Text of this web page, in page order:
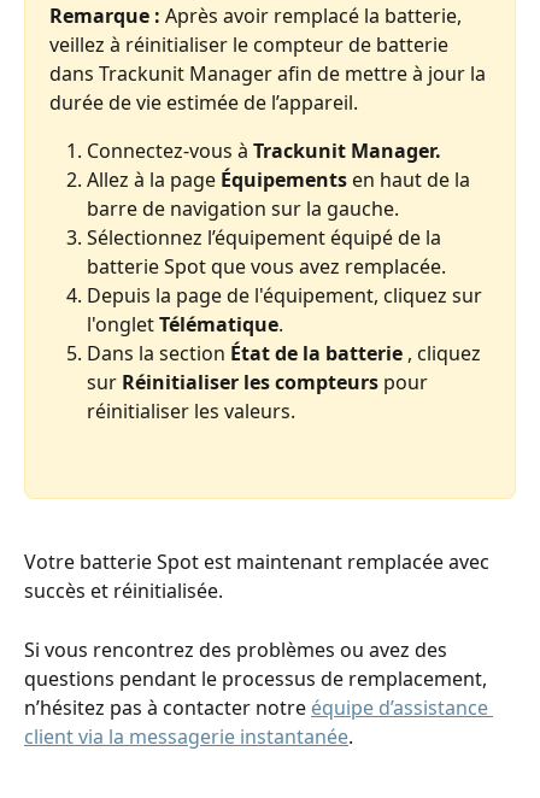
Remarque : Après avoir remplacé la batterie,
veillez à réinitialiser le compteur de batterie
dans Trackunit Manager afin de mettre à jour la
durée de vie estimée de l’appareil.
Connectez-vous à Trackunit Manager.
Allez à la page Équipements en haut de la
barre de navigation sur la gauche.
Sélectionnez l’équipement équipé de la
batterie Spot que vous avez remplacée.
Depuis la page de l'équipement, cliquez sur
l'onglet Télématique.
Dans la section État de la batterie , cliquez
sur Réinitialiser les compteurs pour
réinitialiser les valeurs.
Votre batterie Spot est maintenant remplacée avec
succès et réinitialisée.
Si vous rencontrez des problèmes ou avez des
questions pendant le processus de remplacement,
n’hésitez pas à contacter notre équipe d’assistance
client via la messagerie instantanée.